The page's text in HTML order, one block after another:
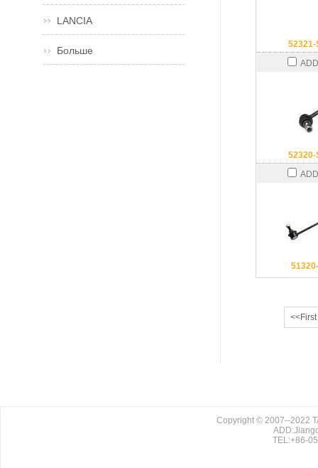
52321-
52320-
<<First
LANCIA
Больше
Copyright © 2007--2022
TEL:+86-